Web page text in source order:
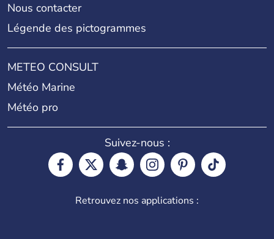
Nous contacter
Légende des pictogrammes
METEO CONSULT
Météo Marine
Météo pro
Suivez-nous :
Retrouvez nos applications :